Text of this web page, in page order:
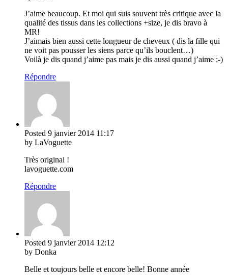
J’aime beaucoup. Et moi qui suis souvent très critique avec la
qualité des tissus dans les collections +size, je dis bravo à
MR!
J’aimais bien aussi cette longueur de cheveux ( dis la fille qui
ne voit pas pousser les siens parce qu’ils bouclent…)
Voilà je dis quand j’aime pas mais je dis aussi quand j’aime ;-)
Répondre
Posted 9 janvier 2014 11:17
by LaVoguette
Très original !
lavoguette.com
Répondre
Posted 9 janvier 2014 12:12
by Donka
Belle et toujours belle et encore belle! Bonne année